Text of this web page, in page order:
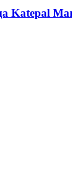
Katepal